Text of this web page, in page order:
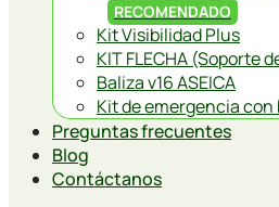
RECOMENDADO
Kit Visibilidad Plus
KIT FLECHA (Soporte
Baliza v16 ASEICA
Kit de emergencia con
Preguntas frecuentes
Blog
Contáctanos